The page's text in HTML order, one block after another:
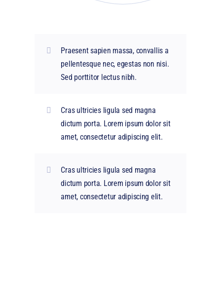
Praesent sapien massa, convallis a
pellentesque nec, egestas non nisi.
Sed porttitor lectus nibh.
Cras ultricies ligula sed magna
dictum porta. Lorem ipsum dolor sit
amet, consectetur adipiscing elit.
Cras ultricies ligula sed magna
dictum porta. Lorem ipsum dolor sit
amet, consectetur adipiscing elit.